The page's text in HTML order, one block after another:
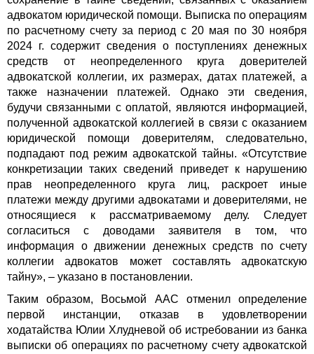
адвокатом юридической помощи. Выписка по операциям
по расчетному счету за период с 20 мая по 30 ноября
2024 г. содержит сведения о поступлениях денежных
средств от неопределенного круга доверителей
адвокатской коллегии, их размерах, датах платежей, а
также назначении платежей. Однако эти сведения,
будучи связанными с оплатой, являются информацией,
полученной адвокатской коллегией в связи с оказанием
юридической помощи доверителям, следовательно,
подпадают под режим адвокатской тайны. «Отсутствие
конкретизации таких сведений приведет к нарушению
прав неопределенного круга лиц, раскроет иные
платежи между другими адвокатами и доверителями, не
относящиеся к рассматриваемому делу. Следует
согласиться с доводами заявителя в том, что
информация о движении денежных средств по счету
коллегии адвокатов может составлять адвокатскую
тайну», – указано в постановлении.
Таким образом, Восьмой ААС отменил определение
первой инстанции, отказав в удовлетворении
ходатайства Юлии Хлудневой об истребовании из банка
выписки об операциях по расчетному счету адвокатской